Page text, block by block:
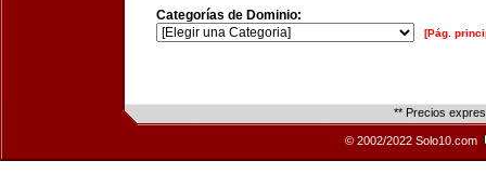
Categorías de Dominio:
[Pág.
** Precios
© 2002/2022 Solo10.com